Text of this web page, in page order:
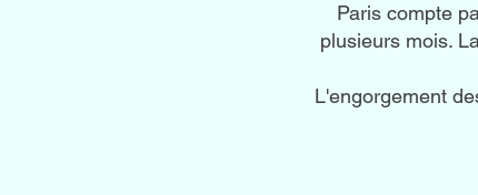
Paris compte
plusieurs mois.
L'engorgement